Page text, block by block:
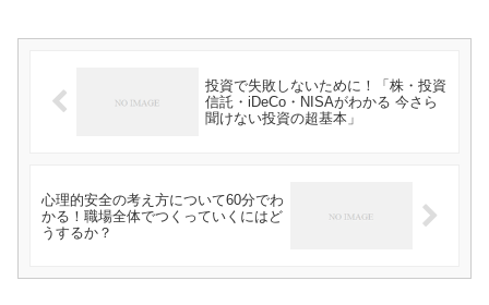
投資で失敗しないために！「株・投資
信託・iDeCo・NISAがわかる 今さら
聞けない投資の超基本」
心理的安全の考え方について60分でわ
かる！職場全体でつくっていくにはど
うするか？